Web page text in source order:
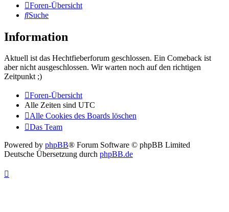
Foren-Übersicht
Suche
Information
Aktuell ist das Hechtfieberforum geschlossen. Ein Comeback ist
aber nicht ausgeschlossen. Wir warten noch auf den richtigen
Zeitpunkt ;)
Foren-Übersicht
Alle Zeiten sind UTC
Alle Cookies des Boards löschen
Das Team
Powered by phpBB® Forum Software © phpBB Limited
Deutsche Übersetzung durch phpBB.de